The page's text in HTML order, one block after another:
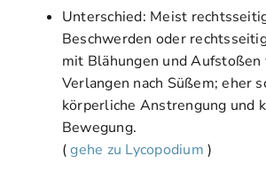
Unterschied: Meist
Beschwerden oder
mit Blähungen und Aufstoßen
Verlangen nach Süßem; eher
körperliche Anstrengung und
Bewegung.
(gehe zu Lycopodium )